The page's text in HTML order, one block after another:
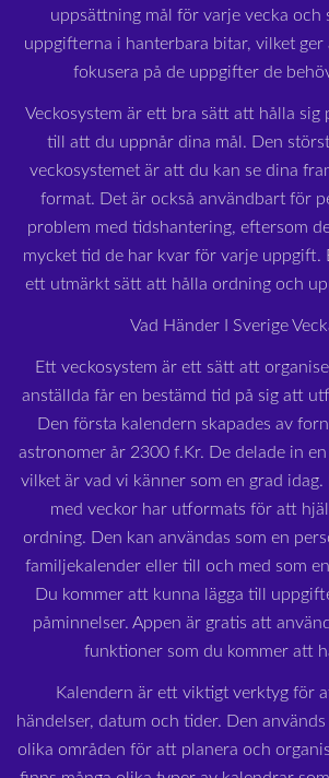
uppsättning mål för varje vecka och
uppgifterna i hanterbara bitar, vilket
fokusera på de uppgifter de
Veckosystem är ett bra sätt att hålla sig
till att du uppnår dina mål. Den
veckosystemet är att du kan se dina
format. Det är också användbart för
problem med tidshantering, eftersom
mycket tid de har kvar för varje uppgift.
ett utmärkt sätt att hålla ordning och
Vad Händer I Sverige
Ett veckosystem är ett sätt att
anställda får en bestämd tid på sig att
Den första kalendern skapades av
astronomer år 2300 f.Kr. De delade in
vilket är vad vi känner som en grad
med veckor har utformats för att
ordning. Den kan användas som en
familjekalender eller till och med som
Du kommer att kunna lägga till
påminnelser. Appen är gratis att
funktioner som du kommer att
Kalendern är ett viktigt verktyg för
händelser, datum och tider. Den
olika områden för att planera och